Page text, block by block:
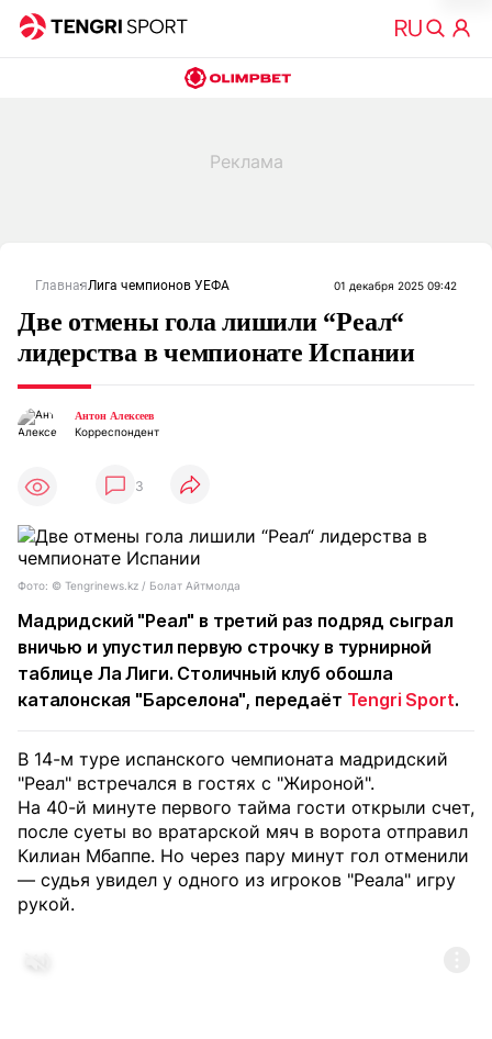
ГлавнаяЛига чемпионов УЕФА 01 декабря 2025 09:42
Две отмены гола лишили “Реал“
лидерства в чемпионате Испании
Антон Алексеев
Корреспондент
3
Фото: ©️ Tengrinews.kz / Болат Айтмолда
Мадридский "Реал" в третий раз подряд сыграл
вничью и упустил первую строчку в турнирной
таблице Ла Лиги. Столичный клуб обошла
каталонская "Барселона", передаёт Tengri Sport.
В 14-м туре испанского чемпионата мадридский
"Реал" встречался в гостях с "Жироной".
На 40-й минуте первого тайма гости открыли счет,
после суеты во вратарской мяч в ворота отправил
Килиан Мбаппе. Но через пару минут гол отменили
— судья увидел у одного из игроков "Реала" игру
рукой.